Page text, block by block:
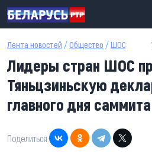
Перейти к основному содержанию
Лента новостей / Общество / ШОС
Лидеры стран ШОС
Тяньцзиньскую
главного дня саммита
Поделиться: